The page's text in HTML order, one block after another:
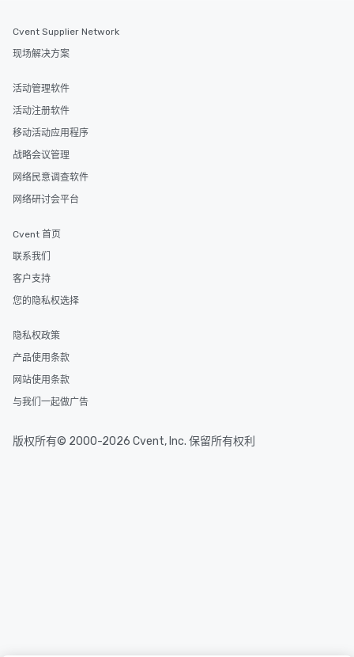
Cvent Supplier Network
现场解决方案
活动管理软件
活动注册软件
移动活动应用程序
战略会议管理
网络民意调查软件
网络研讨会平台
Cvent 首页
联系我们
客户支持
您的隐私权选择
隐私权政策
产品使用条款
网站使用条款
与我们一起做广告
版权所有© 2000-2026 Cvent, Inc. 保留所有权利